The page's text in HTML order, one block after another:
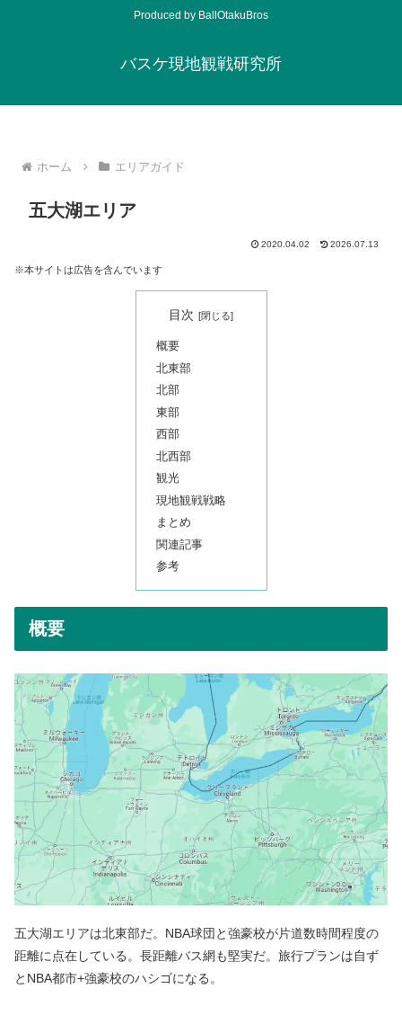
Produced by BallOtakuBros
バスケ現地観戦研究所
ホーム エリアガイド
五大湖エリア
2020.04.02 2026.07.13
※本サイトは広告を含んでいます
目次
概要
北東部
北部
東部
西部
北西部
観光
現地観戦戦略
まとめ
関連記事
参考
概要
五大湖エリアは北東部だ。NBA球団と強豪校が片道数時間程度の
距離に点在している。長距離バス網も堅実だ。旅行プランは自ず
とNBA都市+強豪校のハシゴになる。